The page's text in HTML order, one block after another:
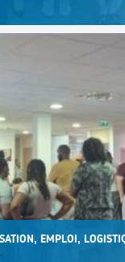
EMPLOI,